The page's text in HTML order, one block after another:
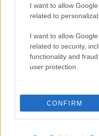
I want to allow
related to
I want to allow
related to security,
functionality and
user protection.
CONFIRM
CHI SIAMO CONTATTI
OTTO
Iscritto al Registro degli
© Riproduzione Riservata –
riproduzione parziale